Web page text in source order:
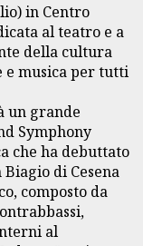
in Centro
al teatro e a
della cultura
e musica per tutti
un grande
Symphony
che ha debuttato
di Cesena
composto da
al